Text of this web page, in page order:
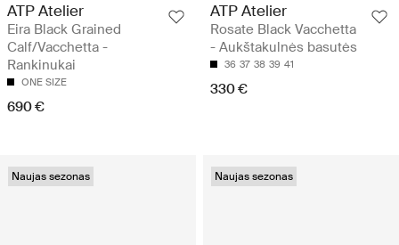
ATP Atelier
Eira Black Grained
Calf/Vacchetta -
Rankinukai
ONE SIZE
690 €
ATP Atelier
Rosate Black Vacchetta
- Aukštakulnės basutės
36 37 38 39 41
330 €
Naujas sezonas Naujas sezonas